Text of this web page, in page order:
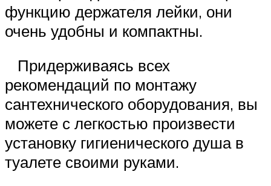
функцию держателя лейки, они
очень удобны и компактны.
Придерживаясь всех
рекомендаций по монтажу
сантехнического оборудования, вы
можете с легкостью произвести
установку гигиенического душа в
туалете своими руками.